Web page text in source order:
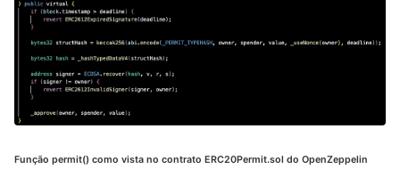
Função permit() como vista no contrato ERC20Permit.sol do OpenZeppelin